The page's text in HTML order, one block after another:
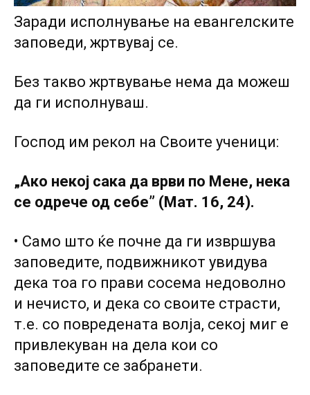
Заради исполнување на евангелските
заповеди, жртвувај се.
Без такво жртвување нема да можеш
да ги исполнуваш.
Господ им рекол на Своите ученици:
„Ако некој сака да врви по Мене, нека
се одрече од себе” (Мат. 16, 24).
• Само што ќе почне да ги извршува
заповедите, подвижникот увидува
дека тоа го прави сосема недоволно
и нечисто, и дека co своите страсти,
т.е. co повредената волја, секој миг е
привлекуван на дела кои co
заповедите се забранети.